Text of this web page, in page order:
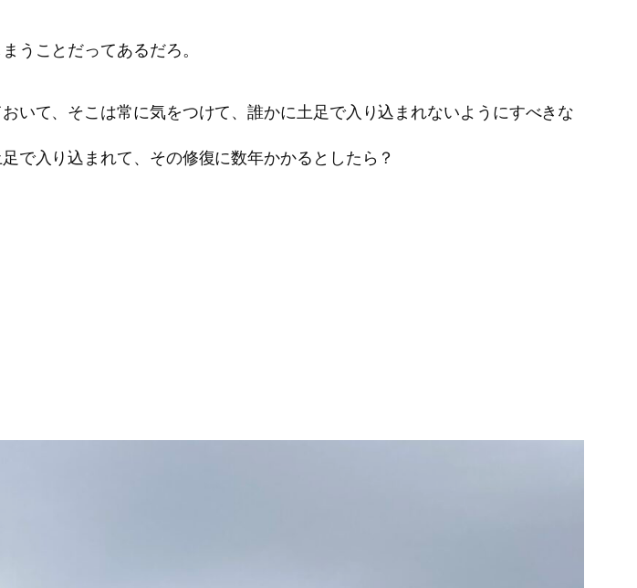
うことだってあるだろ。
いて、そこは常に気をつけて、誰かに土足で入り込まれないようにすべきな
で入り込まれて、その修復に数年かかるとしたら？